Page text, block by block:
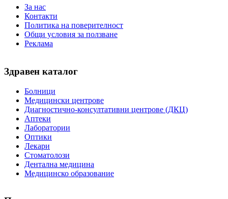
За нас
Контакти
Политика на поверителност
Общи условия за ползване
Реклама
Здравен каталог
Болници
Медицински центрове
Диагностично-консултативни центрове (ДКЦ)
Аптеки
Лаборатории
Оптики
Лекари
Стоматолози
Дентална медицина
Медицинско образование